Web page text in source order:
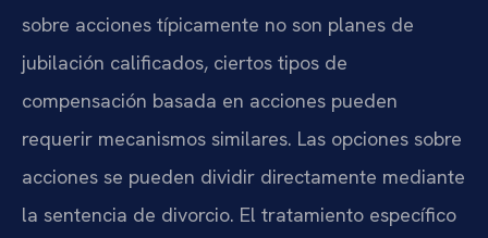
sobre acciones típicamente no son planes de
jubilación calificados, ciertos tipos de
compensación basada en acciones pueden
requerir mecanismos similares. Las opciones sobre
acciones se pueden dividir directamente mediante
la sentencia de divorcio. El tratamiento específico